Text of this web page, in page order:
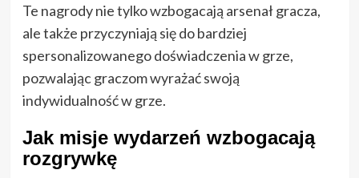
Te nagrody nie tylko wzbogacają arsenał gracza,
ale także przyczyniają się do bardziej
spersonalizowanego doświadczenia w grze,
pozwalając graczom wyrażać swoją
indywidualność w grze.
Jak misje wydarzeń wzbogacają
rozgrywkę